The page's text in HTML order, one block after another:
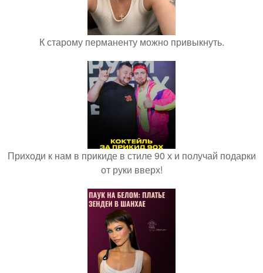
К старому перманенту можно привыкнуть.
Приходи к нам в прикиде в стиле 90 х и получай подарки
от руки вверх!